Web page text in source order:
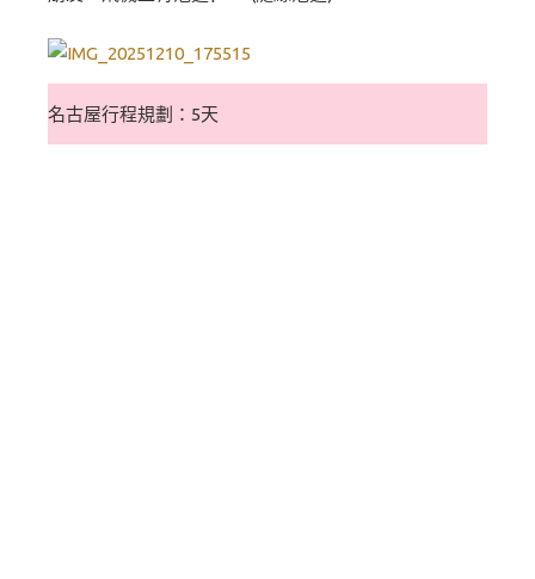
名古屋行程規劃：5天